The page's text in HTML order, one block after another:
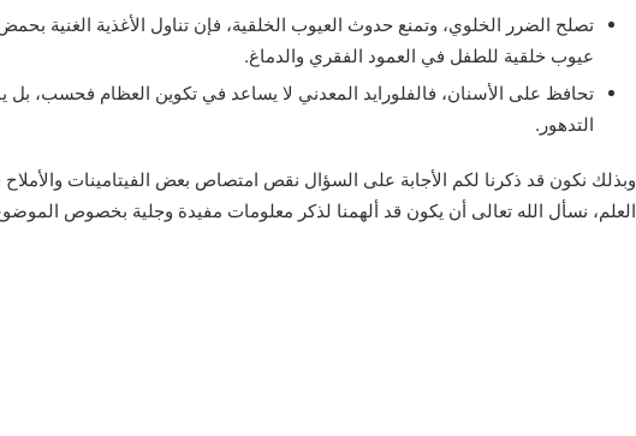
تصلح الضرر الخلوي، وتمنع حدوث العيوب الخلقية، فإن تناول الأغذية الغنية
عيوب خلقية للطفل في العمود الفقري والدماغ.
تحافظ على الأسنان، فالفلورايد المعدني لا يساعد في تكوين العظام فحسب، بل
التدهور.
وبذلك نكون قد ذكرنا لكم الأجابة على السؤال نقص امتصاص بعض الفيتامينات
العلم، نسأل الله تعالى أن يكون قد ألهمنا لذكر معلومات مفيدة وجلية بخصوص